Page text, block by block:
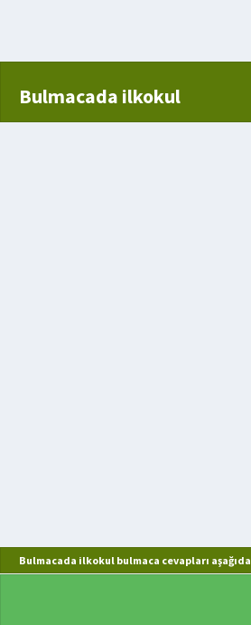
Bulmacada ilkokul
Bulmacada ilkokul bulmaca cevapları aşağıda